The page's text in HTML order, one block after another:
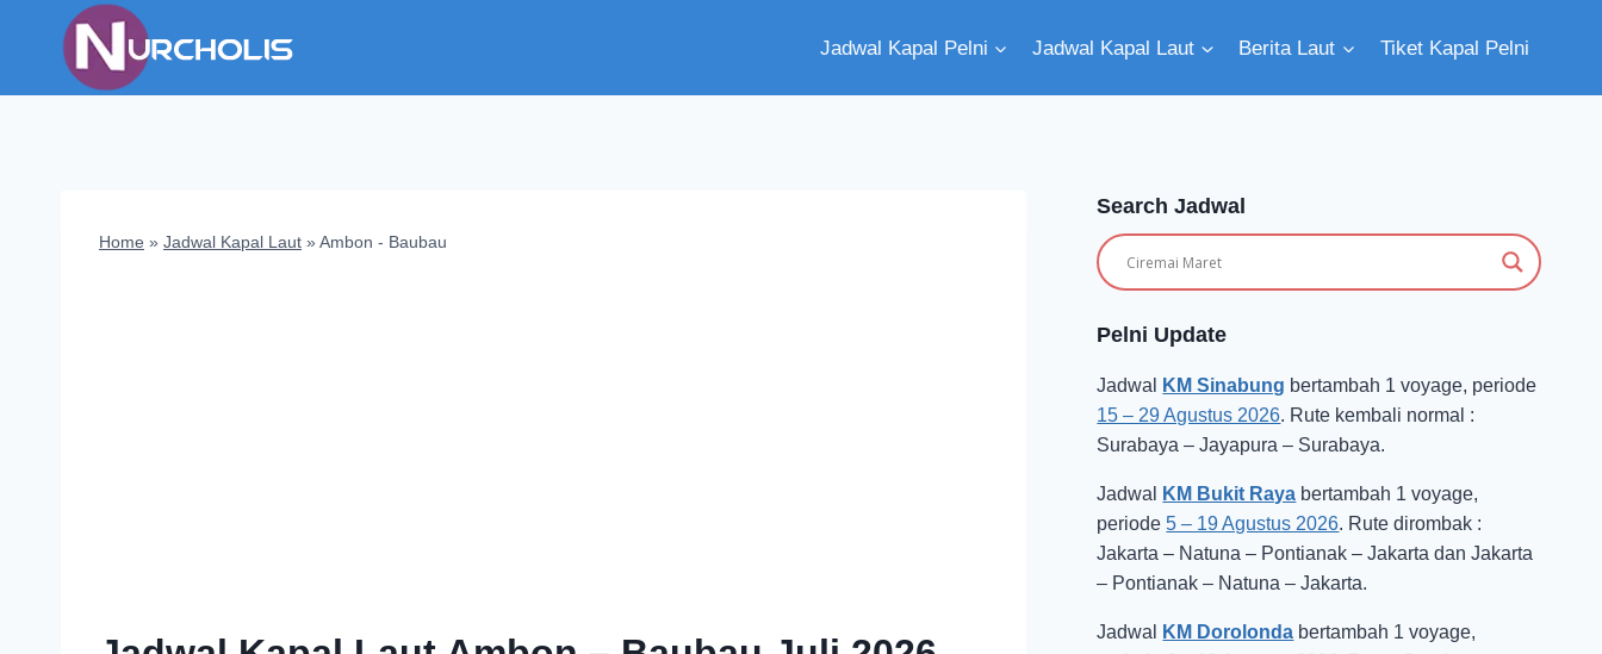
Jadwal Kapal Pelni Jadwal Kapal Laut Berita Laut Tiket Kapal Pelni
Home » Jadwal Kapal Laut »Ambon - Baubau
Search Jadwal
Pelni Update
Jadwal KM Sinabung bertambah 1 voyage, periode
15 – 29 Agustus 2026. Rute kembali normal :
Surabaya – Jayapura – Surabaya.
Jadwal KM Bukit Raya bertambah 1 voyage,
periode5 – 19 Agustus 2026. Rute dirombak :
Jakarta – Natuna – Pontianak – Jakarta dan Jakarta
– Pontianak – Natuna – Jakarta.
Jadwal KM Dorolonda bertambah 1 voyage,